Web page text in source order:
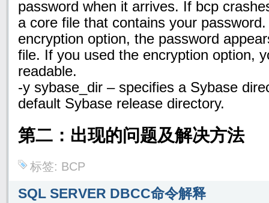
password when it arrives. If bcp
a core file that contains your
encryption option, the password
file. If you used the encryption option,
readable.
-y sybase_dir – specifies a Sybase
default Sybase release directory.
第二：出现的问题及解决方法
标签: BCP
SQL SERVER DBCC命令解释